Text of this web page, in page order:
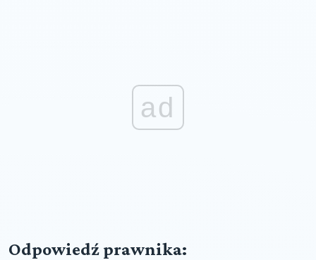
ad
Odpowiedź prawnika: